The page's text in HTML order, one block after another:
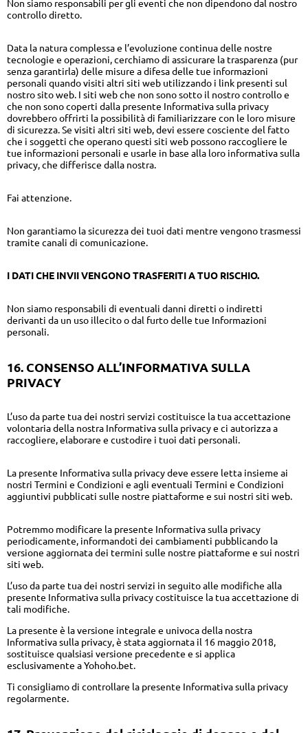
Non siamo responsabili per gli eventi che non dipendono dal nostro
controllo diretto.
Data la natura complessa e l’evoluzione continua delle nostre
tecnologie e operazioni, cerchiamo di assicurare la trasparenza (pur
senza garantirla) delle misure a difesa delle tue informazioni
personali quando visiti altri siti web utilizzando i link presenti sul
nostro sito web. I siti web che non sono sotto il nostro controllo e
che non sono coperti dalla presente Informativa sulla privacy
dovrebbero offrirti la possibilità di familiarizzare con le loro misure
di sicurezza. Se visiti altri siti web, devi essere cosciente del fatto
che i soggetti che operano questi siti web possono raccogliere le
tue informazioni personali e usarle in base alla loro informativa sulla
privacy, che differisce dalla nostra.
Fai attenzione.
Non garantiamo la sicurezza dei tuoi dati mentre vengono trasmessi
tramite canali di comunicazione.
I DATI CHE INVII VENGONO TRASFERITI A TUO RISCHIO.
Non siamo responsabili di eventuali danni diretti o indiretti
derivanti da un uso illecito o dal furto delle tue Informazioni
personali.
16. CONSENSO ALL’INFORMATIVA SULLA
PRIVACY
L’uso da parte tua dei nostri servizi costituisce la tua accettazione
volontaria della nostra Informativa sulla privacy e ci autorizza a
raccogliere, elaborare e custodire i tuoi dati personali.
La presente Informativa sulla privacy deve essere letta insieme ai
nostri Termini e Condizioni e agli eventuali Termini e Condizioni
aggiuntivi pubblicati sulle nostre piattaforme e sui nostri siti web.
Potremmo modificare la presente Informativa sulla privacy
periodicamente, informandoti dei cambiamenti pubblicando la
versione aggiornata dei termini sulle nostre piattaforme e sui nostri
siti web.
L’uso da parte tua dei nostri servizi in seguito alle modifiche alla
presente Informativa sulla privacy costituisce la tua accettazione di
tali modifiche.
La presente è la versione integrale e univoca della nostra
Informativa sulla privacy, è stata aggiornata il 16 maggio 2018,
sostituisce qualsiasi versione precedente e si applica
esclusivamente a Yohoho.bet.
Ti consigliamo di controllare la presente Informativa sulla privacy
regolarmente.